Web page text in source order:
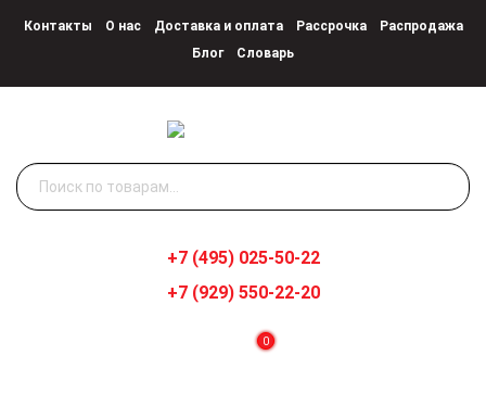
Контакты О нас Доставка и оплата Рассрочка
Распродажа
Блог
Словарь
Искать:
0
+7 (495) 025-50-22
+7 (929) 550-22-20